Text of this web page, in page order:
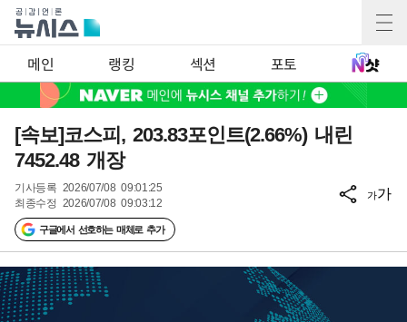
메인 랭킹 섹션 포토
[속보]코스피, 203.83포인트(2.66%) 내린
7452.48 개장
기사등록 2026/07/08 09:01:25
최종수정 2026/07/08 09:03:12
구글에서 선호하는 매체로 추가
가가